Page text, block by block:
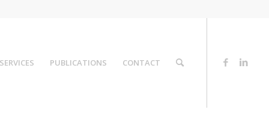
SERVICES PUBLICATIONS CONTACT